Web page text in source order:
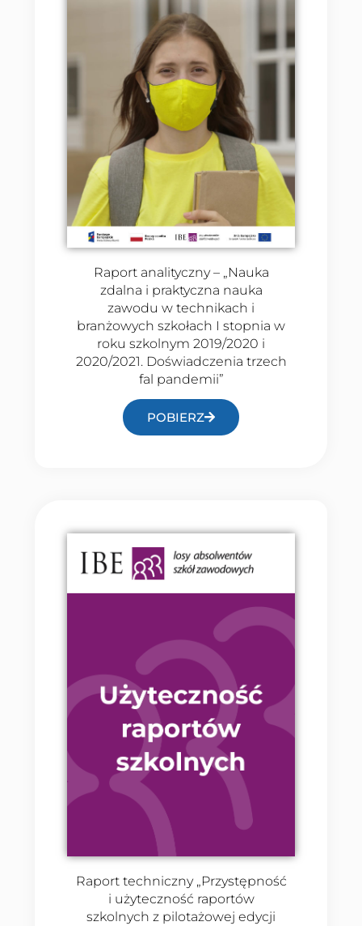
Raport analityczny – „Nauka
zdalna i praktyczna nauka
zawodu w technikach i
branżowych szkołach I stopnia w
roku szkolnym 2019/2020 i
2020/2021. Doświadczenia trzech
fal pandemii”
POBIERZ
Raport techniczny „Przystępność
i użyteczność raportów
szkolnych z pilotażowej edycji